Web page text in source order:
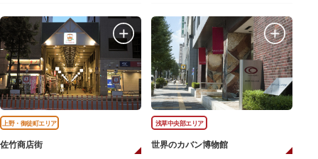
上野・御徒町エリア
佐竹商店街
浅草中央部エリア
世界のカバン博物館